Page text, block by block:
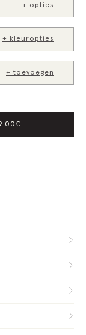
+ opties
+ kleuropties
+ toevoegen
€